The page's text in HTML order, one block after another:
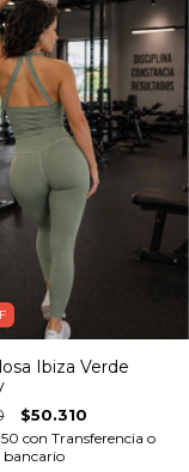
Ibiza Verde
$50.310
con Transferencia o
bancario